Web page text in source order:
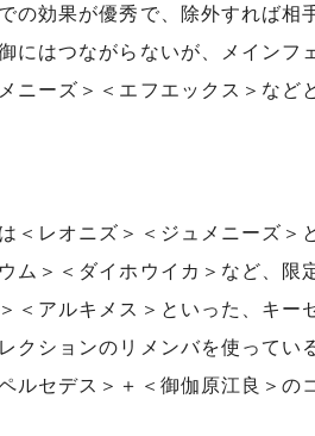
の効果が優秀で、除外すれば相
にはつながらないが、メインフ
ニーズ＞＜エフエックス＞など
＜レオニズ＞＜ジュメニーズ＞
ム＞＜ダイホウイカ＞など、限
＜アルキメス＞といった、キー
クションのリメンバを使ってい
ルセデス＞＋＜御伽原江良＞の